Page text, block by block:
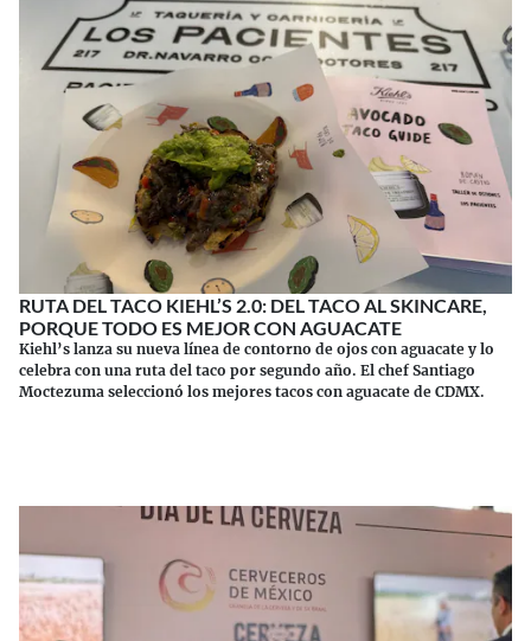
RUTA DEL TACO KIEHL’S 2.0: DEL TACO AL SKINCARE,
PORQUE TODO ES MEJOR CON AGUACATE
Kiehl’s lanza su nueva línea de contorno de ojos con aguacate y lo
celebra con una ruta del taco por segundo año. El chef Santiago
Moctezuma seleccionó los mejores tacos con aguacate de CDMX.